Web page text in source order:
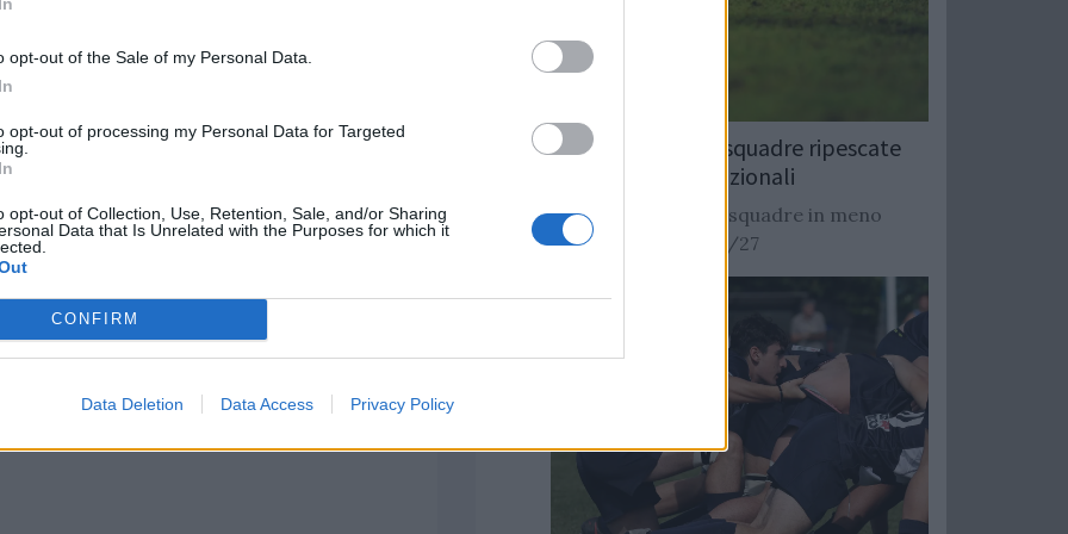
opt-out of the Sale of my Personal Data.
opt-out of processing my Personal Data for Targeted
opt-out of Collection, Use, Retention, Sale, and/or Sharing
Data that Is Unrelated with the Purposes for which it
CONFIRM
Data Deletion Data Access Privacy Policy
persone con conoscenza
Tutto a budget pressoché
uscire dall'impasse che
impegni che la governance
riconoscendo la Lega e
Rugby: Record di squadre ripescate
nei campionati nazionali
Si stimano oltre 20 squadre in meno
dalla stagione 2026/27